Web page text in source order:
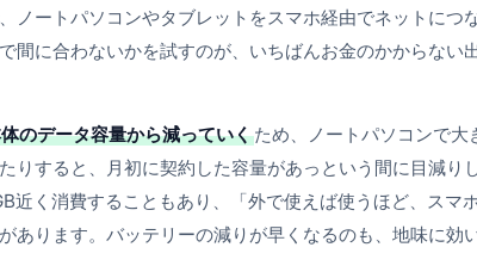
ノートパソコンやタブレットをスマホ経由でネットにつ
間に合わないかを試すのが、いちばんお金のかからない
のデータ容量から減っていくため、ノートパソコンで大
りすると、月初に契約した容量があっという間に目減り
近く消費することもあり、「外で使えば使うほど、スマ
あります。バッテリーの減りが早くなるのも、地味に効